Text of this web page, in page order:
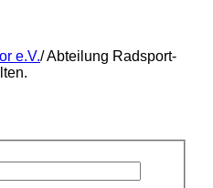
e.V./ Abteilung Radsport-